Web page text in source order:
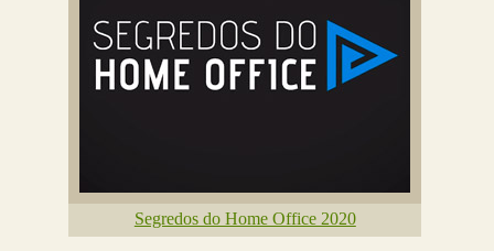
Segredos do Home Office 2020